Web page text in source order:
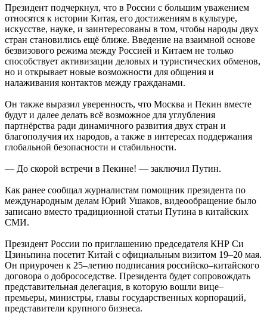
Президент подчеркнул, что в России с большим уважением
относятся к истории Китая, его достижениям в культуре,
искусстве, науке, и заинтересованы в том, чтобы народы двух
стран становились ещё ближе. Введение на взаимной основе
безвизового режима между Россией и Китаем не только
способствует активизации деловых и туристических обменов,
но и открывает новые возможности для общения и
налаживания контактов между гражданами.
Он также выразил уверенность, что Москва и Пекин вместе
будут и далее делать всё возможное для углубления
партнёрства ради динамичного развития двух стран и
благополучия их народов, а также в интересах поддержания
глобальной безопасности и стабильности.
— До скорой встречи в Пекине! — заключил Путин.
Как ранее сообщал журналистам помощник президента по
международным делам Юрий Ушаков, видеообращение было
записано вместо традиционной статьи Путина в китайских
СМИ.
Президент России по приглашению председателя КНР Си
Цзиньпина посетит Китай с официальным визитом 19–20 мая.
Он приурочен к 25–летию подписания российско–китайского
договора о добрососедстве. Президента будет сопровождать
представительная делегация, в которую вошли вице–
премьеры, министры, главы государственных корпораций,
представители крупного бизнеса.